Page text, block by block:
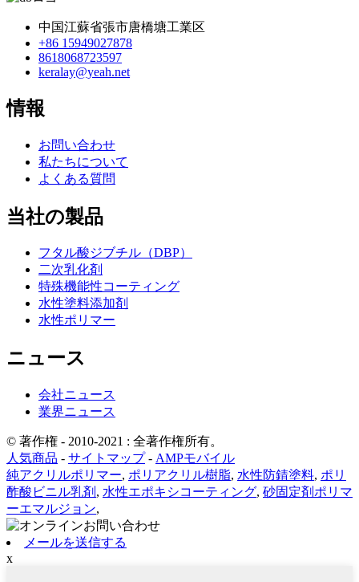
中国江蘇省張市唐橋塘工業区
+86 15949027878
8618068723597
keralay@yeah.net
情報
お問い合わせ
私たちについて
よくある質問
当社の製品
フタル酸ジブチル（DBP）
二次乳化剤
特殊機能性コーティング
水性塗料添加剤
水性ポリマー
ニュース
会社ニュース
業界ニュース
© 著作権 - 2010-2021 : 全著作権所有。
人気商品 - サイトマップ- AMPモバイル
純アクリルポリマー, ポリアクリル樹脂, 水性防錆塗料, ポリ
酢酸ビニル乳剤 , 水性エポキシコーティング, 砂固定剤ポリマ
ーエマルジョン,
メールを送信する
x